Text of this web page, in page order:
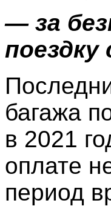
— за
поездку
багажа
в 2021
оплате
период